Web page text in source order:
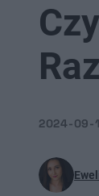
2024-09-